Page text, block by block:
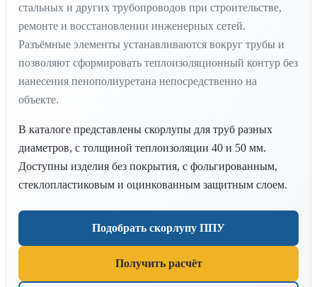
стальных и других трубопроводов при строительстве,
ремонте и восстановлении инженерных сетей.
Разъёмные элементы устанавливаются вокруг трубы и
позволяют сформировать теплоизоляционный контур без
нанесения пенополиуретана непосредственно на
объекте.
В каталоге представлены скорлупы для труб разных
диаметров, с толщиной теплоизоляции 40 и 50 мм.
Доступны изделия без покрытия, с фольгированным,
стеклопластиковым и оцинкованным защитным слоем.
Подобрать скорлупу ППУ
Получить расчёт